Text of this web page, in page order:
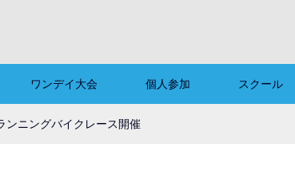
ワンデイ大会 個人参加 スクール
ンニングバイクレース開催